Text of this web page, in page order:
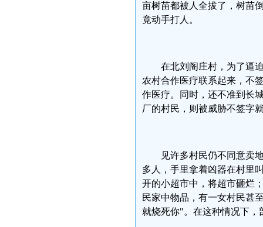
亩树苗都被人全拔了，树苗
竟动手打人。
在北刘阁庄村，为了逼
农村合作医疗联系起来，不
作医疗。同时，还不准到长
厂的村民，则被威胁不签字
见许多村民仍不同意卖
多人，手里拿着凶器在村里
开的小超市中，将超市砸烂
民家中物品，有一女村民甚
就烧死你"。在这种情况下，